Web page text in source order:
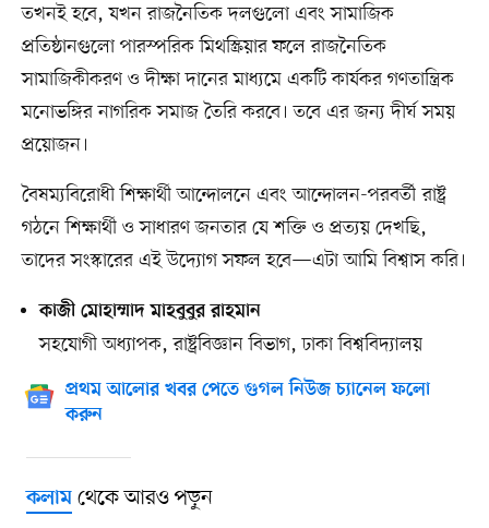
তখনই হবে, যখন রাজনৈতিক দলগুলো এবং সামাজিক
প্রতিষ্ঠানগুলো পারস্পরিক মিথস্ক্রিয়ার ফলে রাজনৈতিক
সামাজিকীকরণ ও দীক্ষা দানের মাধ্যমে একটি কার্যকর গণতান্ত্রিক
মনোভঙ্গির নাগরিক সমাজ তৈরি করবে। তবে এর জন্য দীর্ঘ সময়
প্রয়োজন।
বৈষম্যবিরোধী শিক্ষার্থী আন্দোলনে এবং আন্দোলন-পরবর্তী রাষ্ট্র
গঠনে শিক্ষার্থী ও সাধারণ জনতার যে শক্তি ও প্রত্যয় দেখছি,
তাদের সংস্কারের এই উদ্যোগ সফল হবে—এটা আমি বিশ্বাস করি।
কাজী মোহাম্মাদ মাহবুবুর রাহমান
সহযোগী অধ্যাপক, রাষ্ট্রবিজ্ঞান বিভাগ, ঢাকা বিশ্ববিদ্যালয়
প্রথম আলোর খবর পেতে গুগল নিউজ চ্যানেল ফলো
করুন
কলামথেকে আরও পড়ুন